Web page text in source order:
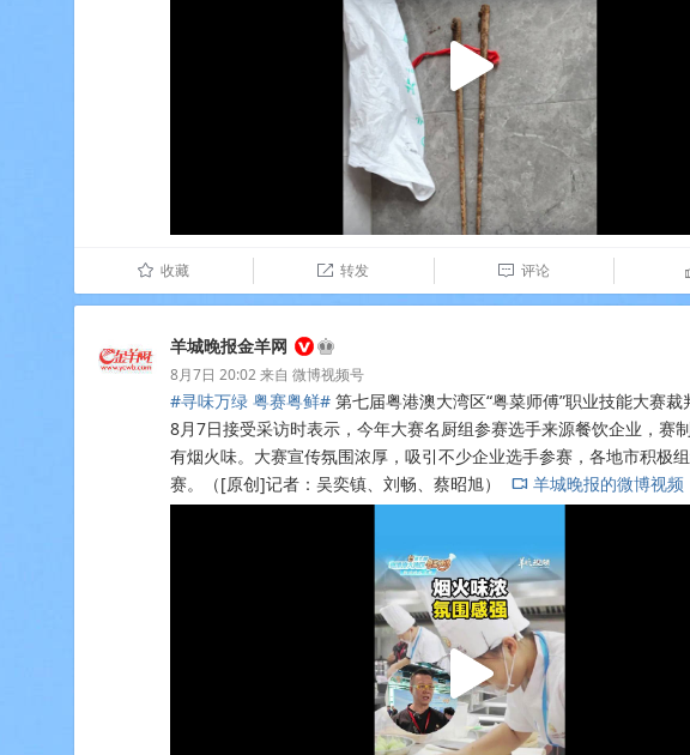
û 收藏  转发  评论
羊城晚报金羊网
8月7日 20:02来自 微博视频号
#寻味万绿 粤赛粤鲜# 第七届粤港澳大湾区“粤菜师傅”职业技能大赛裁
8月7日接受采访时表示，今年大赛名厨组参赛选手来源餐饮企业，赛制
有烟火味。大赛宣传氛围浓厚，吸引不少企业选手参赛，各地市积极
赛。（[原创]记者：吴奕镇、刘畅、蔡昭旭）
L 羊城晚报的微博视频